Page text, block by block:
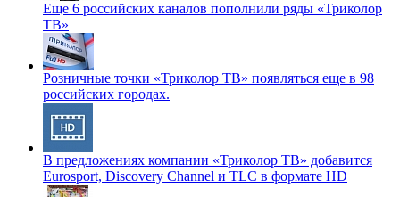
Еще 6 российских каналов пополнили ряды «Триколор
ТВ»
Розничные точки «Триколор ТВ» появляться еще в 98
российских городах.
В предложениях компании «Триколор ТВ» добавится
Eurosport, Discovery Channel и TLC в формате HD